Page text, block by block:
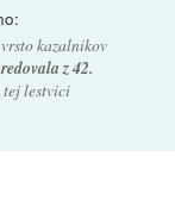
kazalnikov
z 42.
tej lestvici